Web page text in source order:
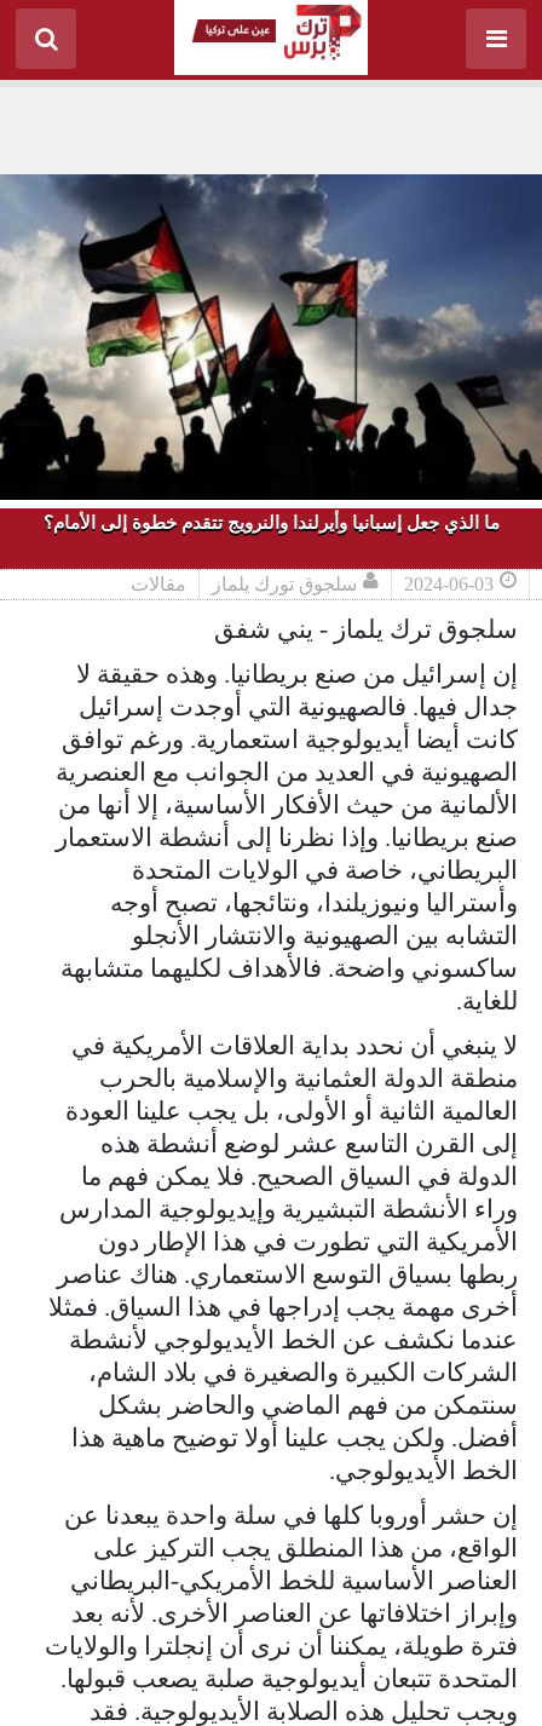
ما الذي جعل إسبانيا وأيرلندا والنرويج تتقدم خطوة إلى الأمام؟
2024-06-03 سلجوق تورك يلماز مقالات
سلجوق ترك يلماز - يني شفق
إن إسرائيل من صنع بريطانيا. وهذه حقيقة لا
جدال فيها. فالصهيونية التي أوجدت إسرائيل
كانت أيضا أيديولوجية استعمارية. ورغم توافق
الصهيونية في العديد من الجوانب مع العنصرية
الألمانية من حيث الأفكار الأساسية، إلا أنها من
صنع بريطانيا. وإذا نظرنا إلى أنشطة الاستعمار
البريطاني، خاصة في الولايات المتحدة
وأستراليا ونيوزيلندا، ونتائجها، تصبح أوجه
التشابه بين الصهيونية والانتشار الأنجلو
ساكسوني واضحة. فالأهداف لكليهما متشابهة
للغاية.
لا ينبغي أن نحدد بداية العلاقات الأمريكية في
منطقة الدولة العثمانية والإسلامية بالحرب
العالمية الثانية أو الأولى، بل يجب علينا العودة
إلى القرن التاسع عشر لوضع أنشطة هذه
الدولة في السياق الصحيح. فلا يمكن فهم ما
وراء الأنشطة التبشيرية وإيديولوجية المدارس
الأمريكية التي تطورت في هذا الإطار دون
ربطها بسياق التوسع الاستعماري. هناك عناصر
أخرى مهمة يجب إدراجها في هذا السياق. فمثلا
عندما نكشف عن الخط الأيديولوجي لأنشطة
الشركات الكبيرة والصغيرة في بلاد الشام،
سنتمكن من فهم الماضي والحاضر بشكل
أفضل. ولكن يجب علينا أولا توضيح ماهية هذا
الخط الأيديولوجي.
إن حشر أوروبا كلها في سلة واحدة يبعدنا عن
الواقع، من هذا المنطلق يجب التركيز على
العناصر الأساسية للخط الأمريكي-البريطاني
وإبراز اختلافاتها عن العناصر الأخرى. لأنه بعد
فترة طويلة، يمكننا أن نرى أن إنجلترا والولايات
المتحدة تتبعان أيديولوجية صلبة يصعب قبولها.
ويجب تحليل هذه الصلابة الأيديولوجية. فقد